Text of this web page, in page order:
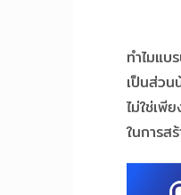
ทำไมแบ
เป็นส่วน
ไม่ใช่เพี
ในการส